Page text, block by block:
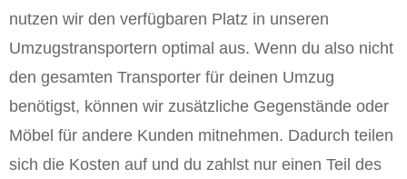
nutzen wir den verfügbaren Platz in unseren
Umzugstransportern optimal aus. Wenn du also nicht
den gesamten Transporter für deinen Umzug
benötigst, können wir zusätzliche Gegenstände oder
Möbel für andere Kunden mitnehmen. Dadurch teilen
sich die Kosten auf und du zahlst nur einen Teil des